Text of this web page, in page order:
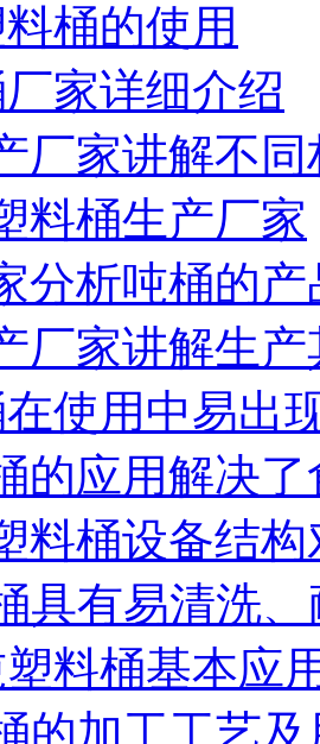
桶的使用
家详细介绍
厂家讲解不同
料桶生产厂家
分析吨桶的
厂家讲解生产
使用中易出
的应用解决
料桶设备结
具有易清洗
料桶基本应
的加工工艺